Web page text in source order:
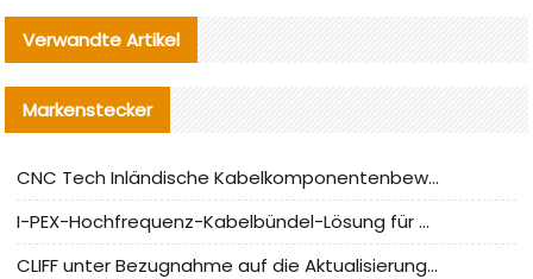
Verwandte Artikel
Markenstecker
CNC Tech Inländische Kabelkomponentenbewertung und Massenproduktionsanpassungsanleitung
I-PEX-Hochfrequenz-Kabelbündel-Lösung für die heimische Produktion analysiert
CLIFF unter Bezugnahme auf die Aktualisierung der chinesischen Stecker-Testnormen